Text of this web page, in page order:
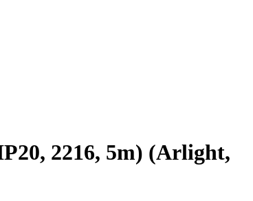
2216, 5m) (Arlight,